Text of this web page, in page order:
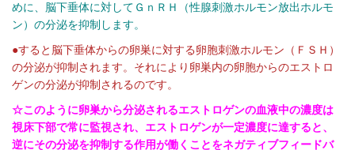
めに、脳下垂体に対してＧｎＲＨ（性腺刺激ホルモン放出ホルモ
ン）の分泌を抑制します。
●すると脳下垂体からの卵巣に対する卵胞刺激ホルモン（ＦＳＨ）
の分泌が抑制されます。それにより卵巣内の卵胞からのエストロ
ゲンの分泌が抑制されるのです。
☆このように卵巣から分泌されるエストロゲンの血液中の濃度は
視床下部で常に監視され、エストロゲンが一定濃度に達すると、
逆にその分泌を抑制する作用が働くことをネガティブフィードバ